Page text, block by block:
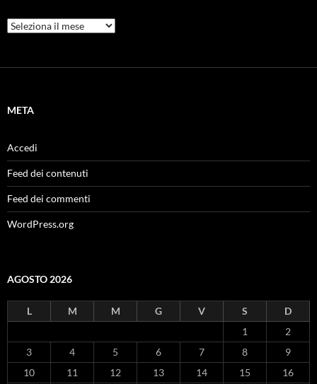
Archivi
META
Accedi
Feed dei contenuti
Feed dei commenti
WordPress.org
AGOSTO 2026
L M M G V S
D
1
2
3
4 5 6 7 8
9
10
11 12 13 14 15 16